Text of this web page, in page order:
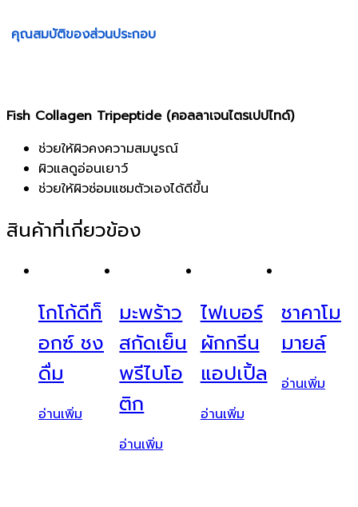
คุณสมบัติของส่วนประกอบ
Fish Collagen Tripeptide (คอลลาเจนไตรเปปไทด์)
ช่วยให้ผิวคงความสมบูรณ์
ผิวแลดูอ่อนเยาว์
ช่วยให้ผิวซ่อมแซมตัวเองได้ดีขึ้น
สินค้าที่เกี่ยวข้อง
โกโก้ดีท็
อกซ์ ชง
ดื่ม
อ่านเพิ่ม
มะพร้าว
สกัดเย็น
พรีไบโอ
ติก
อ่านเพิ่ม
ไฟเบอร์
ผักกรีน
แอปเปิ้ล
อ่านเพิ่ม
ชาคาโม
มายล์
อ่านเพิ่ม